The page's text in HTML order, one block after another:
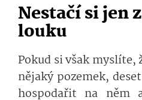
Nestačí si jen
louku
Pokud si však
nějaký pozemek,
hospodařit na